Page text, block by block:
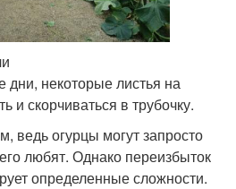
дни, некоторые листья на
и скорчиваться в трубочку.
ведь огурцы могут запросто
любят. Однако переизбыток
определенные сложности.